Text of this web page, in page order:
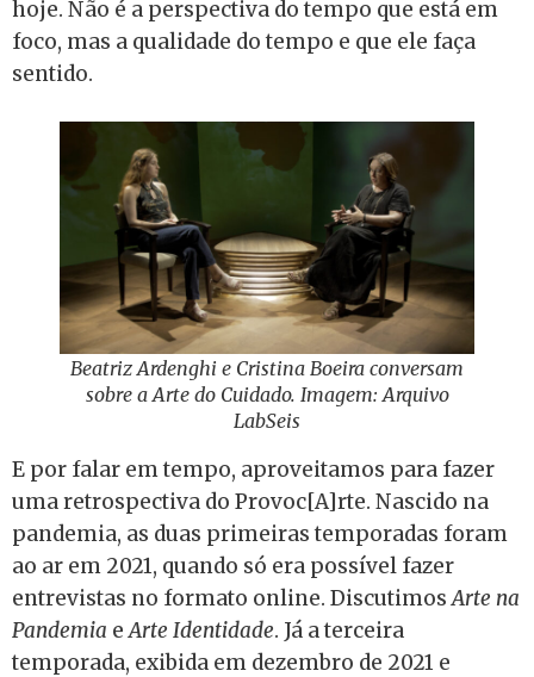
hoje. Não é a perspectiva do tempo que está em
foco, mas a qualidade do tempo e que ele faça
sentido.
Beatriz Ardenghi e Cristina Boeira conversam
sobre a Arte do Cuidado. Imagem: Arquivo
LabSeis
E por falar em tempo, aproveitamos para fazer
uma retrospectiva do Provoc[A]rte. Nascido na
pandemia, as duas primeiras temporadas foram
ao ar em 2021, quando só era possível fazer
entrevistas no formato online. DiscutimosArte na
Pandemia eArte Identidade. Já a terceira
temporada, exibida em dezembro de 2021 e